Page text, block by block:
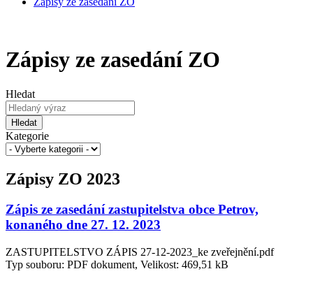
Zápisy ze zasedání ZO
Hledat
Hledat
Kategorie
Zápisy ZO 2023
Zápis ze zasedání zastupitelstva obce Petrov,
konaného dne 27. 12. 2023
ZASTUPITELSTVO ZÁPIS 27-12-2023_ke zveřejnění.pdf
Typ souboru: PDF dokument, Velikost: 469,51 kB